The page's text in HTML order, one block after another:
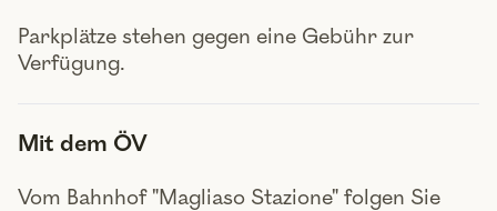
Parkplätze stehen gegen eine Gebühr zur
Verfügung.
Mit dem ÖV
Vom Bahnhof "Magliaso Stazione" folgen Sie